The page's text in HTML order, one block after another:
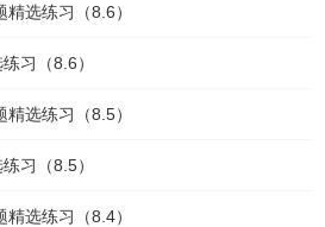
选练习（8.6）
习（8.6）
选练习（8.5）
习（8.5）
选练习（8.4）